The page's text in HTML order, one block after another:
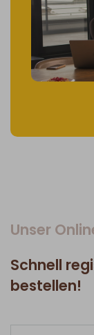
Unser
Schnell
bestellen!